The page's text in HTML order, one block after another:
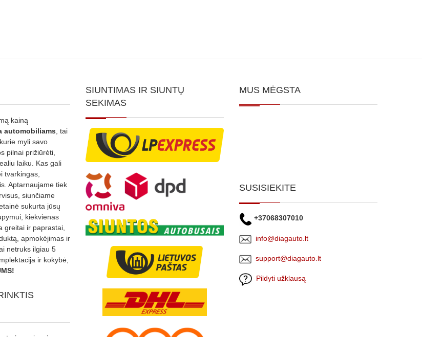
kainą
automobiliams , tai
myli savo
pilnai prižiūrėti,
laiku. Kas gali
tvarkingas,
Aptarnaujame tiek
siunčiame
sukurta jūsų
kiekvienas
greitai ir paprastai,
apmokėjimas ir
netruks ilgiau 5
ir kokybė,
SIUNTIMAS IR SIUNTŲ
SEKIMAS
MUS MĖGSTA
SUSISIEKITE
+37068307010
info@diagauto.lt
support@diagauto.lt
Pildyti užklausą